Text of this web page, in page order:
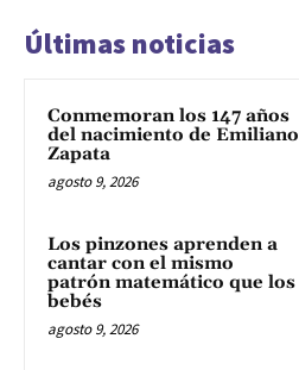
Últimas noticias
Conmemoran los 147 años
del nacimiento de Emiliano
Zapata
agosto 9, 2026
Los pinzones aprenden a
cantar con el mismo
patrón matemático que los
bebés
agosto 9, 2026